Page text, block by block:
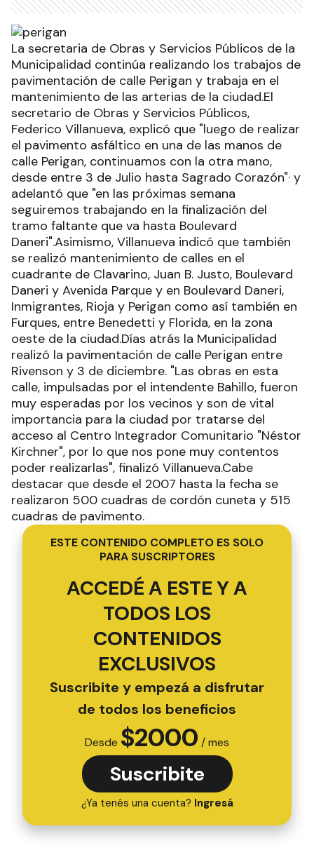
La secretaria de Obras y Servicios Públicos de la
Municipalidad continúa realizando los trabajos de
pavimentación de calle Perigan y trabaja en el
mantenimiento de las arterias de la ciudad.El
secretario de Obras y Servicios Públicos,
Federico Villanueva, explicó que "luego de realizar
el pavimento asfáltico en una de las manos de
calle Perigan, continuamos con la otra mano,
desde entre 3 de Julio hasta Sagrado Corazón"· y
adelantó que "en las próximas semana
seguiremos trabajando en la finalización del
tramo faltante que va hasta Boulevard
Daneri".Asimismo, Villanueva indicó que también
se realizó mantenimiento de calles en el
cuadrante de Clavarino, Juan B. Justo, Boulevard
Daneri y Avenida Parque y en Boulevard Daneri,
Inmigrantes, Rioja y Perigan como así también en
Furques, entre Benedetti y Florida, en la zona
oeste de la ciudad.Días atrás la Municipalidad
realizó la pavimentación de calle Perigan entre
Rivenson y 3 de diciembre. "Las obras en esta
calle, impulsadas por el intendente Bahillo, fueron
muy esperadas por los vecinos y son de vital
importancia para la ciudad por tratarse del
acceso al Centro Integrador Comunitario "Néstor
Kirchner", por lo que nos pone muy contentos
poder realizarlas", finalizó Villanueva.Cabe
destacar que desde el 2007 hasta la fecha se
realizaron 500 cuadras de cordón cuneta y 515
cuadras de pavimento.
ESTE CONTENIDO COMPLETO ES SOLO
PARA SUSCRIPTORES
ACCEDÉ A ESTE Y A
TODOS LOS
CONTENIDOS
EXCLUSIVOS
Suscribite y empezá a disfrutar
de todos los beneficios
Desde $2000 / mes
Suscribite
¿Ya tenés una cuenta? Ingresá